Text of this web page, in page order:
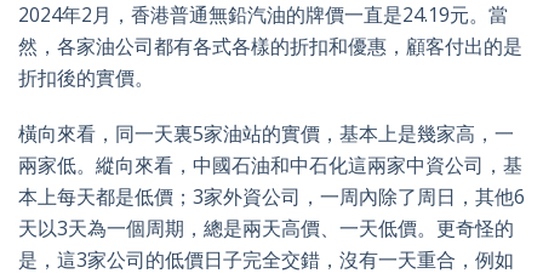
2024年2月，香港普通無鉛汽油的牌價一直是24.19元。當
然，各家油公司都有各式各樣的折扣和優惠，顧客付出的是
折扣後的實價。
橫向來看，同一天裏5家油站的實價，基本上是幾家高，一
兩家低。縱向來看，中國石油和中石化這兩家中資公司，基
本上每天都是低價；3家外資公司，一周內除了周日，其他6
天以3天為一個周期，總是兩天高價、一天低價。更奇怪的
是，這3家公司的低價日子完全交錯，沒有一天重合，例如